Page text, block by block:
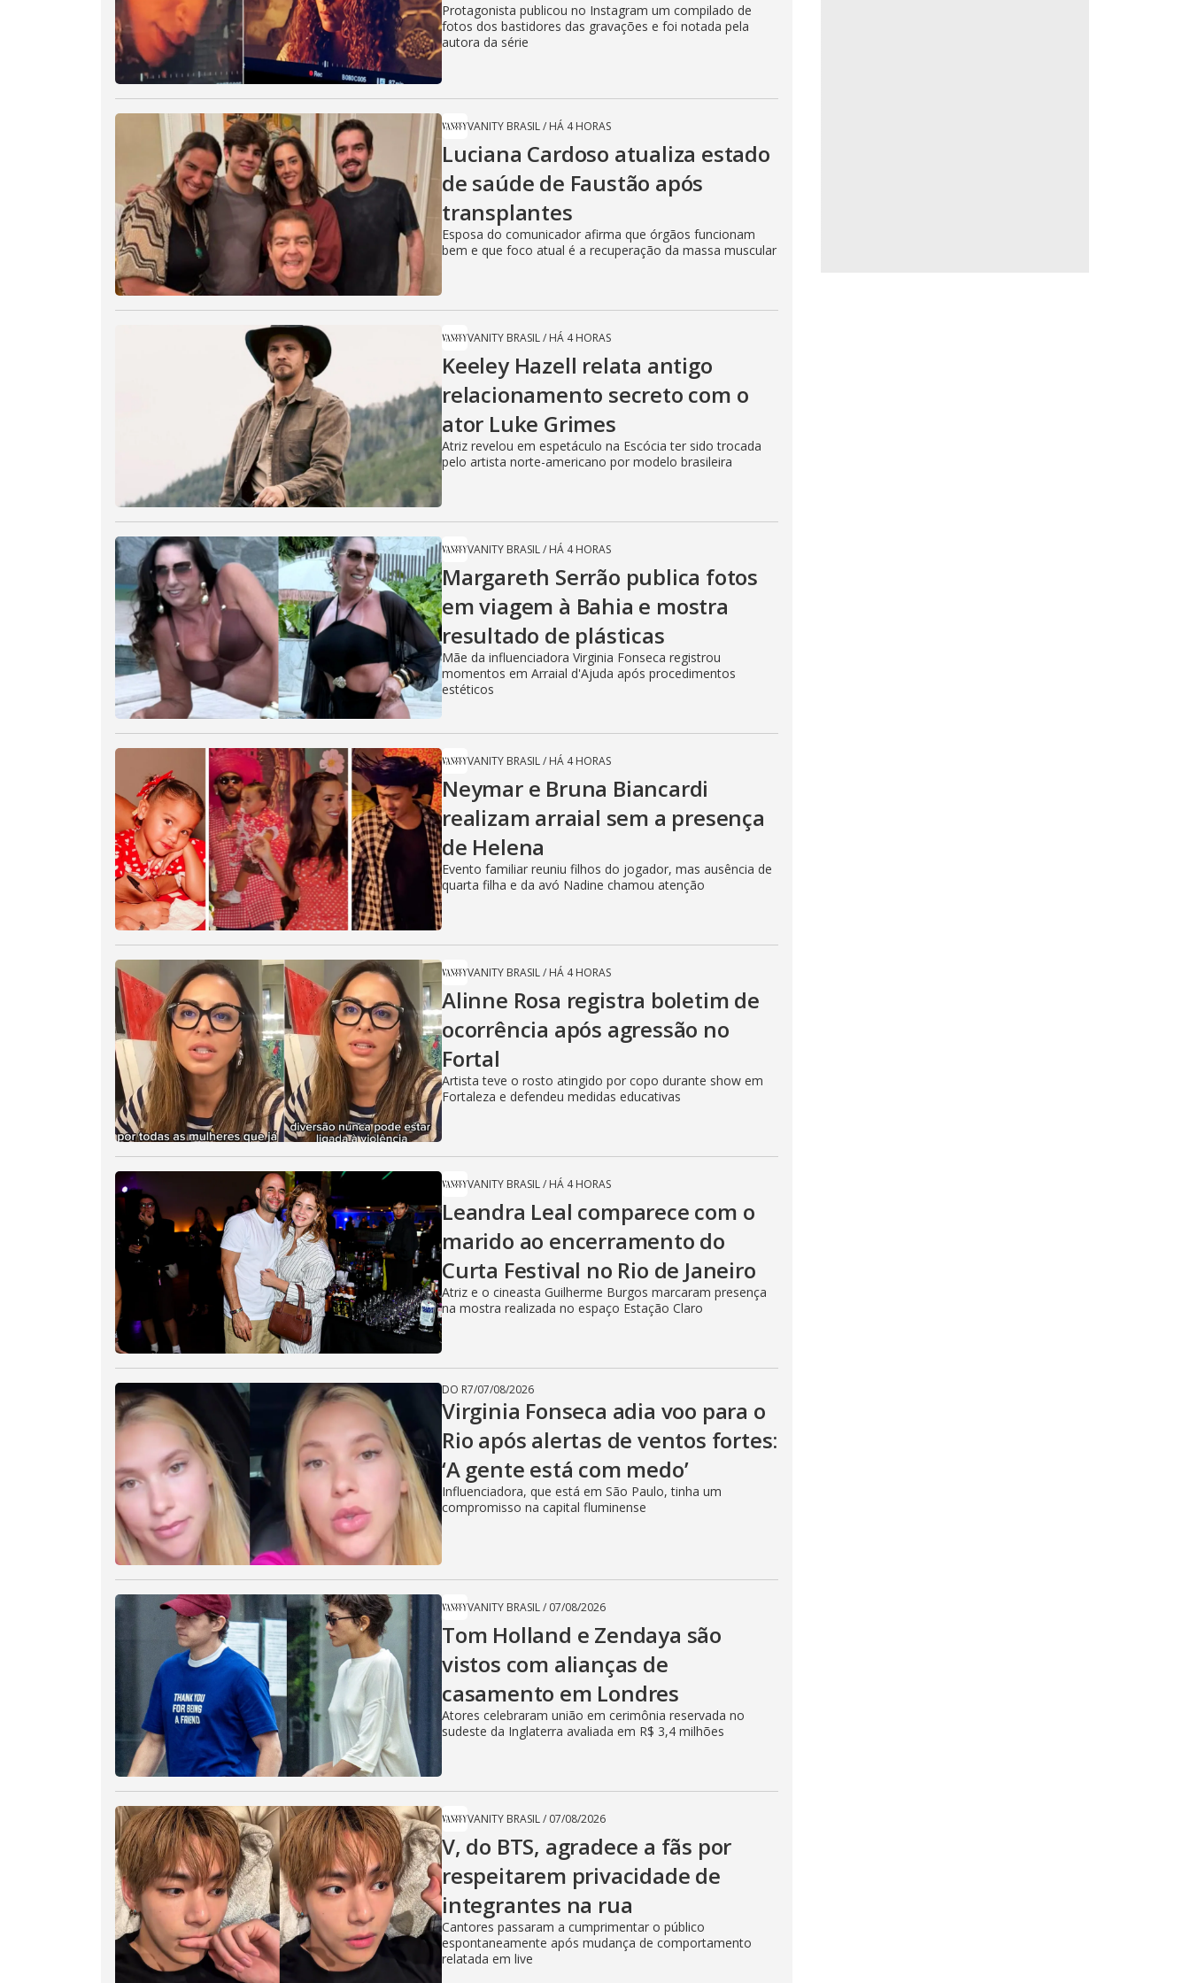
i
d
e
o
Protagonista publicou no Instagram um compilado de
fotos dos bastidores das gravações e foi notada pela
autora da série
VANITY BRASIL/ HÁ 4 HORAS
Luciana Cardoso atualiza estado
de saúde de Faustão após
transplantes
Esposa do comunicador afirma que órgãos funcionam
bem e que foco atual é a recuperação da massa muscular
VANITY BRASIL/ HÁ 4 HORAS
Keeley Hazell relata antigo
relacionamento secreto com o
ator Luke Grimes
Atriz revelou em espetáculo na Escócia ter sido trocada
pelo artista norte-americano por modelo brasileira
VANITY BRASIL/ HÁ 4 HORAS
Margareth Serrão publica fotos
em viagem à Bahia e mostra
resultado de plásticas
Mãe da influenciadora Virginia Fonseca registrou
momentos em Arraial d'Ajuda após procedimentos
estéticos
VANITY BRASIL/ HÁ 4 HORAS
Neymar e Bruna Biancardi
realizam arraial sem a presença
de Helena
Evento familiar reuniu filhos do jogador, mas ausência de
quarta filha e da avó Nadine chamou atenção
VANITY BRASIL/ HÁ 4 HORAS
Alinne Rosa registra boletim de
ocorrência após agressão no
Fortal
Artista teve o rosto atingido por copo durante show em
Fortaleza e defendeu medidas educativas
VANITY BRASIL/ HÁ 4 HORAS
Leandra Leal comparece com o
marido ao encerramento do
Curta Festival no Rio de Janeiro
Atriz e o cineasta Guilherme Burgos marcaram presença
na mostra realizada no espaço Estação Claro
DO R7/07/08/2026
Virginia Fonseca adia voo para o
Rio após alertas de ventos fortes:
‘A gente está com medo’
Influenciadora, que está em São Paulo, tinha um
compromisso na capital fluminense
VANITY BRASIL/ 07/08/2026
Tom Holland e Zendaya são
vistos com alianças de
casamento em Londres
Atores celebraram união em cerimônia reservada no
sudeste da Inglaterra avaliada em R$ 3,4 milhões
VANITY BRASIL/ 07/08/2026
V, do BTS, agradece a fãs por
respeitarem privacidade de
integrantes na rua
Cantores passaram a cumprimentar o público
espontaneamente após mudança de comportamento
relatada em live